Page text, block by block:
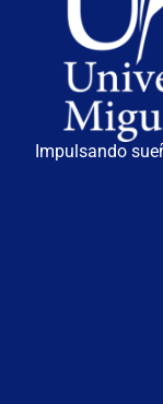
Impulsando